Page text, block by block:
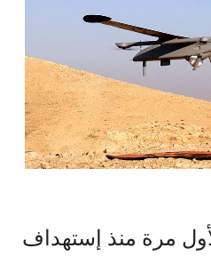
مرة منذ إستهداف